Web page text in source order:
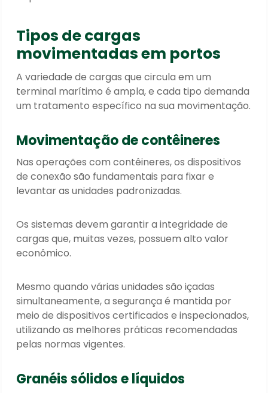
Tipos de cargas
movimentadas em portos
A variedade de cargas que circula em um
terminal marítimo é ampla, e cada tipo demanda
um tratamento específico na sua movimentação.
Movimentação de contêineres
Nas operações com contêineres, os dispositivos
de conexão são fundamentais para fixar e
levantar as unidades padronizadas.
Os sistemas devem garantir a integridade de
cargas que, muitas vezes, possuem alto valor
econômico.
Mesmo quando várias unidades são içadas
simultaneamente, a segurança é mantida por
meio de dispositivos certificados e inspecionados,
utilizando as melhores práticas recomendadas
pelas normas vigentes.
Granéis sólidos e líquidos